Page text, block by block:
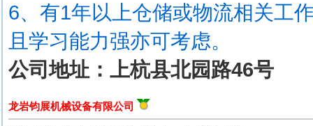
6、有1年以上仓储或物流相关工
且学习能力强亦可考虑。
公司地址：上杭县北园路46号
龙岩钧展机械设备有限公司